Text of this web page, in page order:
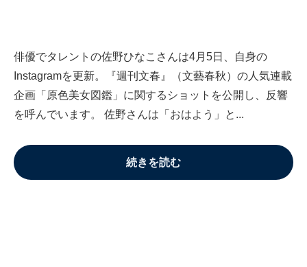
俳優でタレントの佐野ひなこさんは4月5日、自身の
Instagramを更新。『週刊文春』（文藝春秋）の人気連載
企画「原色美女図鑑」に関するショットを公開し、反響
を呼んでいます。 佐野さんは「おはよう」と...
続きを読む